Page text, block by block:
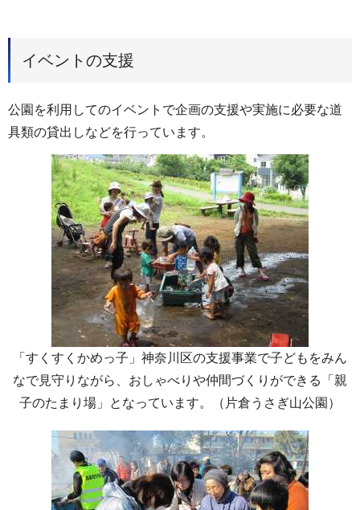
イベントの支援
公園を利用してのイベントで企画の支援や実施に必要な道
具類の貸出しなどを行っています。
「すくすくかめっ子」神奈川区の支援事業で子どもをみん
なで見守りながら、おしゃべりや仲間づくりができる「親
子のたまり場」となっています。（片倉うさぎ山公園）